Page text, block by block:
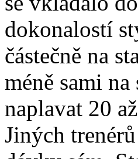
dokonalostí
částečně na
méně sami
naplavat 20
Jiných